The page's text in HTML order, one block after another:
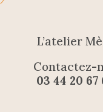
L’atelier
Contactez-
03 44 20 67